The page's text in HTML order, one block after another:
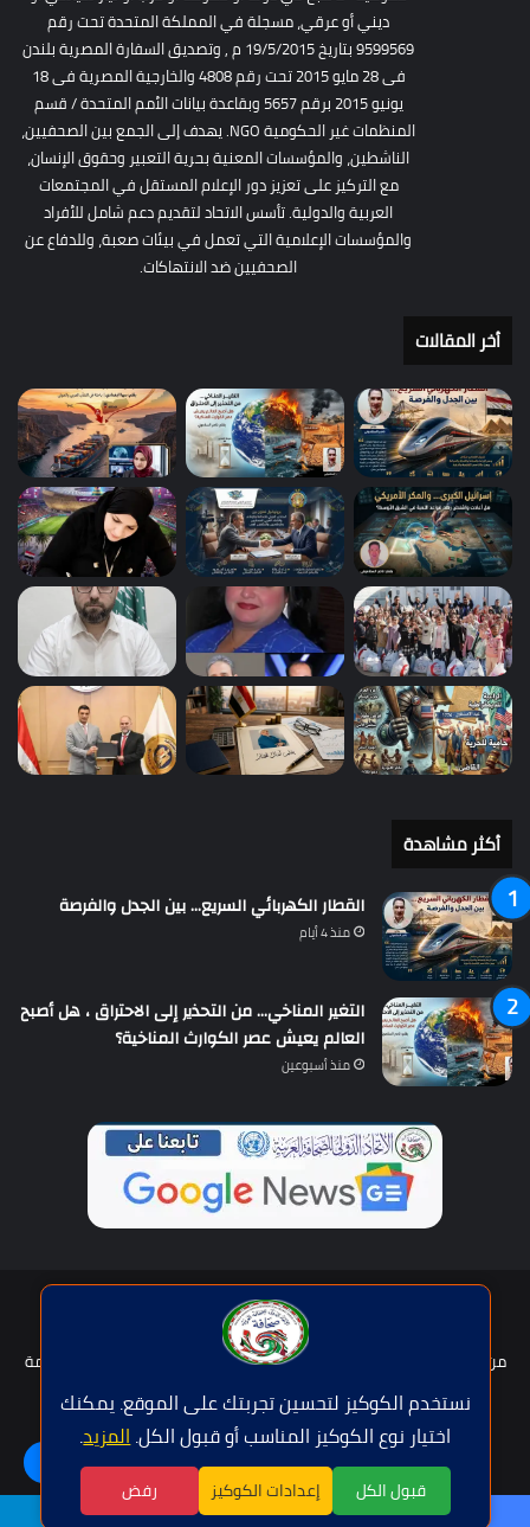
نستخدم الكوكيز لتحسين تجربتك على الموقع. يمكنك
اختيار نوع الكوكيز المناسب أو قبول الكل.المزيد.
قبول الكل إعدادات الكوكيز رفض
ديني أو عرقي، مسجلة في المملكة المتحدة تحت رقم
9599569 بتاريخ 19/5/2015 م , وتصديق السفارة المصرية بلندن
فى 28 مايو 2015 تحت رقم 4808 والخارجية المصرية فى 18
يونيو 2015 برقم 5657 وبقاعدة بيانات الأمم المتحدة / قسم
المنظمات غير الحكومية NGO. يهدف إلى الجمع بين الصحفيين،
الناشطين، والمؤسسات المعنية بحرية التعبير وحقوق الإنسان،
مع التركيز على تعزيز دور الإعلام المستقل في المجتمعات
العربية والدولية. تأسس الاتحاد لتقديم دعم شامل للأفراد
والمؤسسات الإعلامية التي تعمل في بيئات صعبة، وللدفاع عن
الصحفيين ضد الانتهاكات.
أخر المقالات
أكثر مشاهدة
القطار الكهربائي السريع… بين الجدل والفرصة
منذ 4 أيام
التغير المناخي… من التحذير إلى الاحتراق ، هل أصبح
العالم يعيش عصر الكوارث المناخية؟
منذ أسبوعين
حقوق النشر © | جميع الحقوق محفوظة للاتحاد الدولى للصحافة العربية
2026
من نحن؟
عضوية الإتحاد سياسة الخصوصية
شروط الخدمة
اتصل بنا
فيسبوكتويتر يوتيوبواتساب
اللغة | Langue